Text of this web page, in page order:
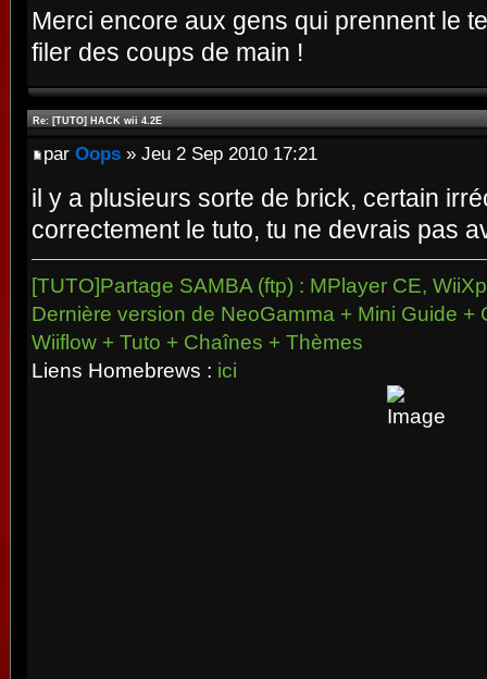
Merci encore aux gens qui prennent le
filer des coups de main !
Re: [TUTO] HACK wii 4.2E
par Oops » Jeu 2 Sep 2010 17:21
il y a plusieurs sorte de brick, certain
correctement le tuto, tu ne devrais pas
[TUTO]Partage SAMBA (ftp) : MPlayer CE,
Dernière version de NeoGamma + Mini Guide +
Wiiflow + Tuto + Chaînes + Thèmes
Liens Homebrews : ici